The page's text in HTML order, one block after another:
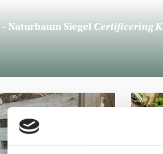
Naturbaum SiegelCertificering